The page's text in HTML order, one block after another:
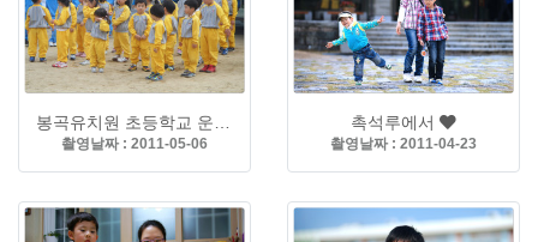
봉곡유치원 초등학교 운동회
촬영날짜 : 2011-05-06
촉석루에서
촬영날짜 : 2011-04-23